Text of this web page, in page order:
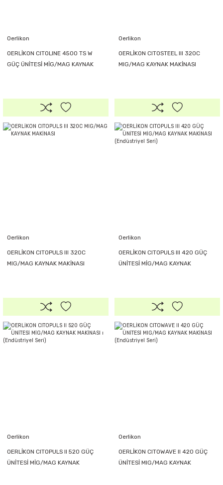
Oerlikon
OERLİKON CITOLINE 4500 TS W
GÜÇ ÜNİTESİ MİG/MAG KAYNAK
Oerlikon
OERLİKON CITOSTEEL III 320C
MIG/MAG KAYNAK MAKİNASI
Oerlikon
OERLİKON CITOPULS III 320C
MIG/MAG KAYNAK MAKİNASI
Oerlikon
OERLİKON CITOPULS III 420 GÜÇ
ÜNİTESİ MİG/MAG KAYNAK
Oerlikon
OERLİKON CITOPULS II 520 GÜÇ
ÜNİTESİ MİG/MAG KAYNAK
Oerlikon
OERLİKON CITOWAVE II 420 GÜÇ
ÜNİTESİ MIG/MAG KAYNAK